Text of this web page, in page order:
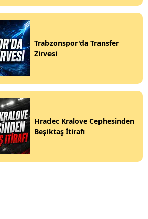
Trabzonspor'da Transfer
Zirvesi
Hradec Kralove Cephesinden
Beşiktaş İtirafı